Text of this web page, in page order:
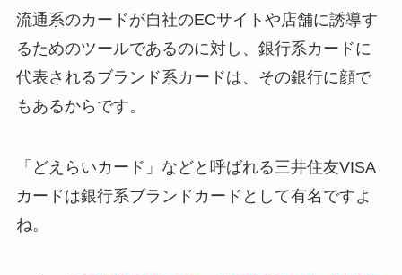
流通系のカードが自社のECサイトや店舗に誘導す
るためのツールであるのに対し、銀行系カードに
代表されるブランド系カードは、その銀行に顔で
もあるからです。
「どえらいカード」などと呼ばれる三井住友VISA
カードは銀行系ブランドカードとして有名ですよ
ね。